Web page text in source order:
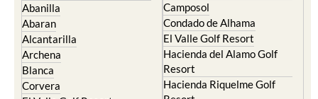
Abanilla
Abaran
Alcantarilla
Archena
Blanca
Corvera
Camposol
Condado de Alhama
El Valle Golf Resort
Hacienda del Alamo Golf
Resort
Hacienda Riquelme Golf